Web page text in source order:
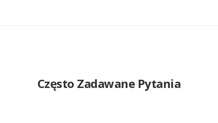
Często Zadawane Pytania